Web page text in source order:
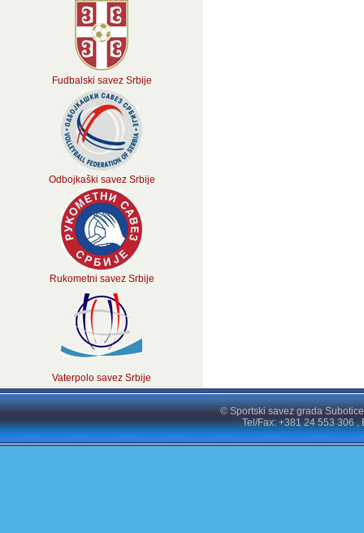
Fudbalski savez Srbije
Odbojkaški savez Srbije
Rukometni savez Srbije
Vaterpolo savez Srbije
© Sportski savez grada
Tel/Fax: +381 24 553 306 ,